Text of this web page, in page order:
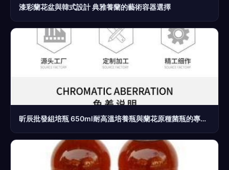
漆彩蘭花盆與韓式設計 典雅養蘭的藝術容器選擇
昕辰批發組培瓶 650ml耐高溫培養瓶與蘭花原種菌瓶的專業選擇